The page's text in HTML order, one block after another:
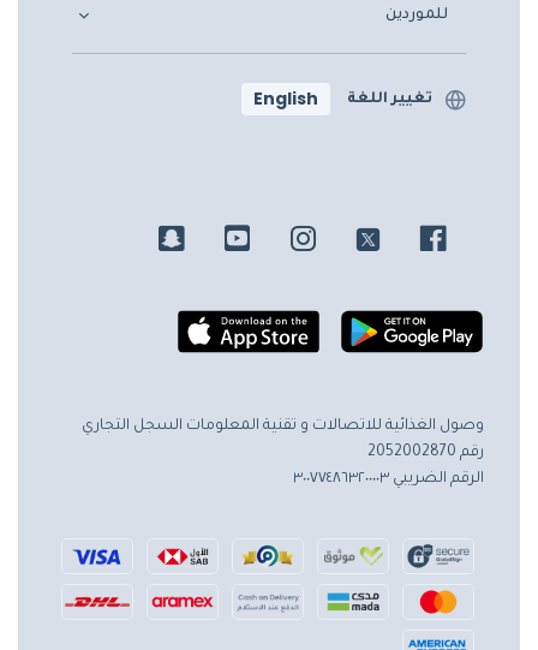
للموردين
تغيير اللغة English
وصول الغذائية للاتصالات و تقنية المعلومات السجل التجاري
رقم 2052002870
الرقم الضريبي ٣٠٠٧٧٤٨٦٣٢٠٠٠٠٣